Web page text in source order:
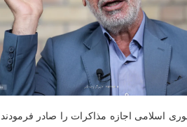
اسلامی اجازه مذاکرات را صادر